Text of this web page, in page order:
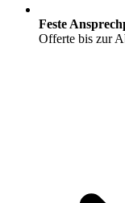
Feste
Offerte bis zur